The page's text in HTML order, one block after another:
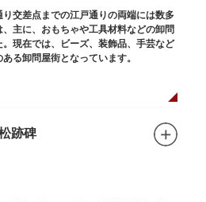
交差点までの江戸通りの両端には数多
主に、おもちゃや工具材料などの卸問
現在では、ビーズ、装飾品、手芸など
る卸問屋街となっています。
跡碑